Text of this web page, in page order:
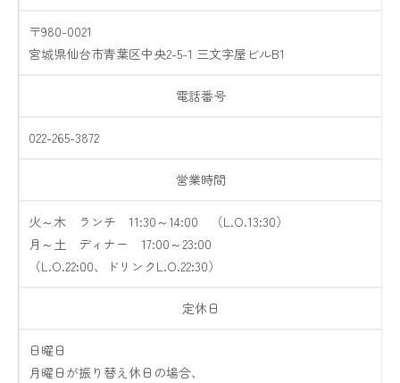
〒980-0021
宮城県仙台市青葉区中央2-5-1 三文字屋ビルB1
電話番号
022-265-3872
営業時間
火～木 ランチ 11:30～14:00 （L.O.13:30）
月～土 ディナー 17:00～23:00
（L.O.22:00、ドリンクL.O.22:30）
定休日
日曜日
月曜日が振り替え休日の場合、